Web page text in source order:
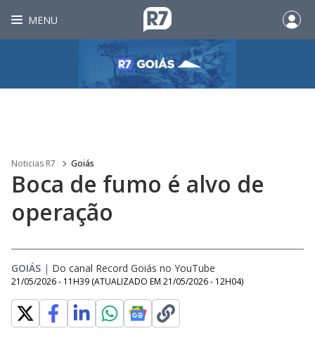
MENU
Noticias R7 Goiás
Boca de fumo é alvo de
operação
GOIÁS | Do canal Record Goiás no YouTube
21/05/2026 - 11H39 (ATUALIZADO EM 21/05/2026 - 12H04)